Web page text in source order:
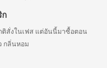
ก
ติสั่งในเฟส แต่อันนี้มาซื้อตอน
กลิ่นหอม